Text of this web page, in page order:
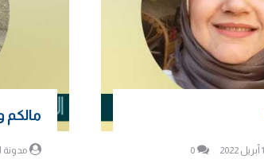
0
مالكم
مدونة